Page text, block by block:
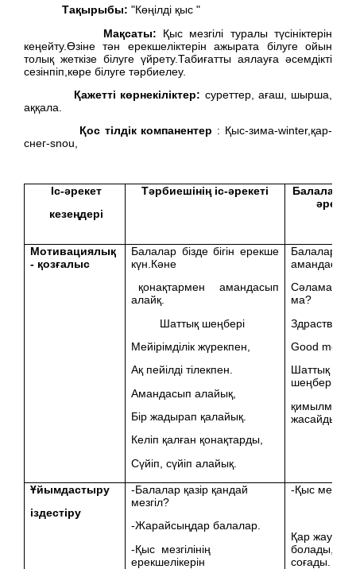
Тақырыбы: "Көңілді қыс "
Мақсаты: Қыс мезгілі туралы түсініктерін
кеңейту.Өзіне тән ерекшеліктерін ажырата білуге ойын
толық жеткізе білуге үйрету.Табиғатты аялауға әсемдікті
сезінпіп,көре білуге тәрбиелеу.
Қажетті көрнекіліктер: суреттер, ағаш, шырша,
аққала.
Қос тілдік компанентер : Қыс-зима-winter,қар-
снег-snou,
Іс-әрекет
кезеңдері
Тәрбиешінің іс-әрекеті
әрекеті
Мотивациялық
- қозғалыс
Балалар бізде бігін ерекше
күн.Кәне
қонақтармен амандасып
алайқ.
Шаттық шеңбері
Мейірімділік жүрекпен,
Ақ пейілді тілекпен.
Амандасып алайық,
Бір жадырап қалайық.
Келіп қалған қонақтарды,
Сүйіп, сүйіп алайық.
Балалар 3-
ма?
Здраствуйте
Good
Шаттық
шеңберін
қимылмен
жасайды.
Ұйымдастыру
іздестіру
-Балалар қазір қандай
мезгіл?
-Жарайсыңдар балалар.
-Қыс мезгілінің
ерекшелікерін
-Қыс мезгілі.
Қар
болады,
соғады.